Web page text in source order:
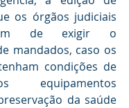
os órgãos judiciais
de exigir o
mandados, caso os
condições de
equipamentos
da saúde